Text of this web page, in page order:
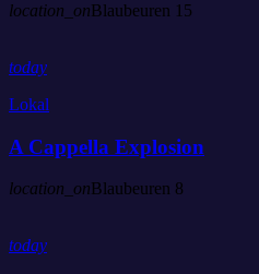
location_onBlaubeuren 15
today
Lokal
A Cappella Explosion
location_on Blaubeuren 8
today